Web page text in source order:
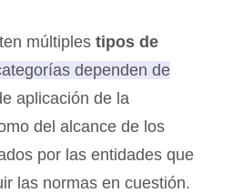
múltiples tipos de
dependen de
aplicación de la
del alcance de los
por las entidades que
las normas en cuestión.